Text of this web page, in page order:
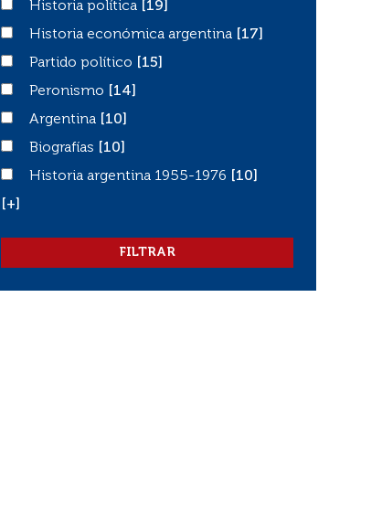
Historia política
Historia política
[19]
Historia económica argentina
Historia económica argentina
[17]
Partido político
Partido político
[15]
Peronismo
Peronismo
[14]
Argentina
Argentina
[10]
Biografías
Biografías
[10]
Historia argentina 1955-1976
Historia argentina 1955-1976
[10]
[+]